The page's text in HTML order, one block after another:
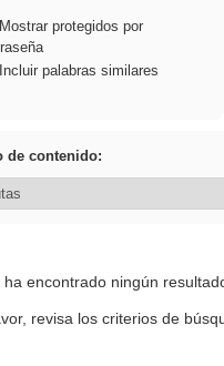
Mostrar protegidos por
Incluir palabras similares
de contenido:
ha encontrado ningún
revisa los criterios de